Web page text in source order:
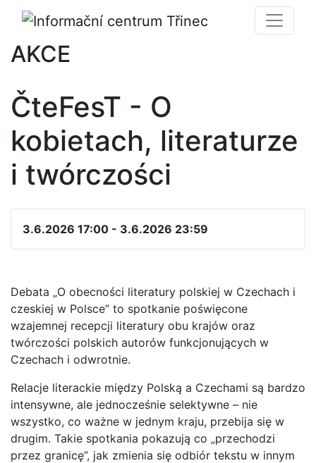
AKCE
ČteFesT - O
kobietach, literaturze
i twórczości
3.6.2026 17:00 - 3.6.2026 23:59
Debata „O obecności literatury polskiej w Czechach i
czeskiej w Polsce” to spotkanie poświęcone
wzajemnej recepcji literatury obu krajów oraz
twórczości polskich autorów funkcjonujących w
Czechach i odwrotnie.
Relacje literackie między Polską a Czechami są bardzo
intensywne, ale jednocześnie selektywne – nie
wszystko, co ważne w jednym kraju, przebija się w
drugim. Takie spotkania pokazują co „przechodzi
przez granicę”, jak zmienia się odbiór tekstu w innym